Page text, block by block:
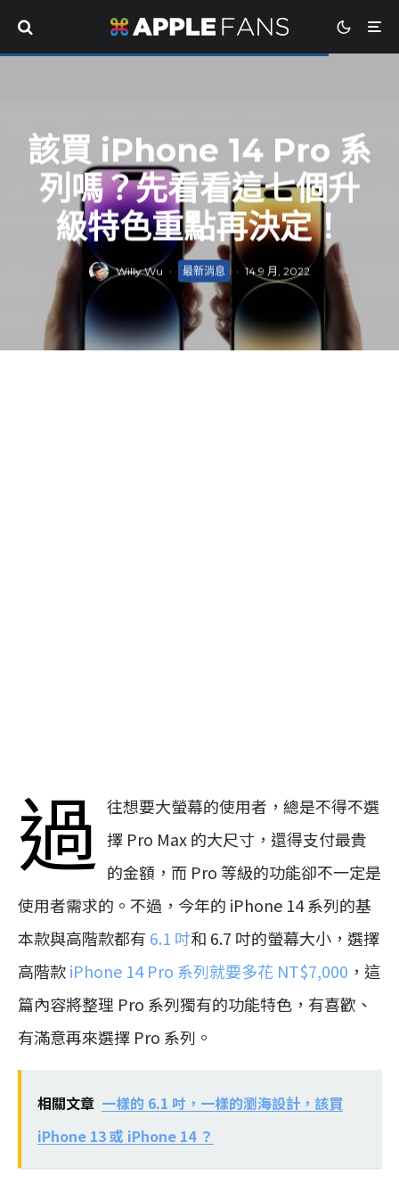
該買 iPhone 14 Pro 系
列嗎？先看看這七個升
級特色重點再決定！
Willy Wu · 最新消息 · 14 9 月, 2022
過 往想要大螢幕的使用者，總是不得不選
擇 Pro Max 的大尺寸，還得支付最貴
的金額，而 Pro 等級的功能卻不一定是
使用者需求的。不過，今年的 iPhone 14 系列的基
本款與高階款都有 6.1 吋和 6.7 吋的螢幕大小，選擇
高階款iPhone 14 Pro 系列就要多花 NT$7,000 ，這
篇內容將整理 Pro 系列獨有的功能特色，有喜歡、
有滿意再來選擇 Pro 系列。
相關文章 一樣的 6.1 吋，一樣的瀏海設計，該買
iPhone 13 或 iPhone 14 ？